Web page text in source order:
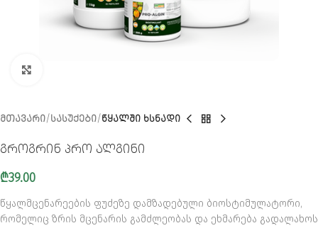
ᲛᲗᲐᲕᲐᲠᲘ ᲡᲐᲡᲣᲥᲔᲑᲘ ᲬᲧᲐᲚᲨᲘ ᲮᲡᲜᲐᲓᲘ
გროგრინ პრო ალგინი
₾39.00
წყალმცენარეების ფუძეზე დამზადებული ბიოსტიმულატორი,
რომელიც ზრის მცენარის გამძლეობას და ეხმარება გადალახოს